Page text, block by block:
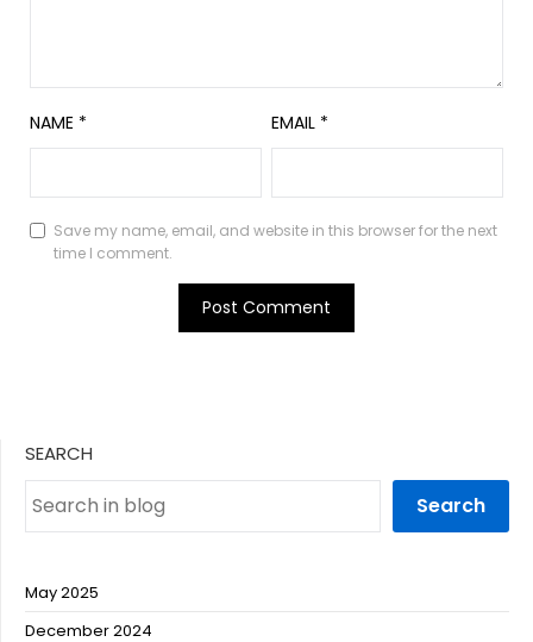
NAME * EMAIL *
Save my name, email, and website in this browser for the next
time I comment.
SEARCH
Search
May 2025
December 2024